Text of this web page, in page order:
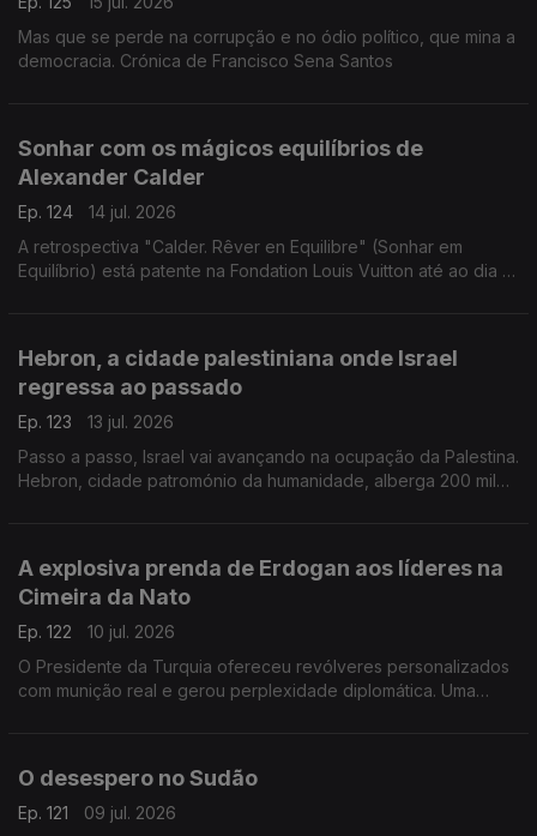
Mas que se perde na corrupção e no ódio político, que mina a
democracia. Crónica de Francisco Sena Santos
Sonhar com os mágicos equilíbrios de
Alexander Calder
Ep. 124
14 jul. 2026
A retrospectiva "Calder. Rêver en Equilibre" (Sonhar em
Equilíbrio) está patente na Fondation Louis Vuitton até ao dia 16
Hebron, a cidade palestiniana onde Israel
regressa ao passado
Ep. 123
13 jul. 2026
Passo a passo, Israel vai avançando na ocupação da Palestina.
Hebron, cidade patromónio da humanidade, alberga 200 mil
A explosiva prenda de Erdogan aos líderes na
Cimeira da Nato
Ep. 122
10 jul. 2026
O Presidente da Turquia ofereceu revólveres personalizados
com munição real e gerou perplexidade diplomática. Uma
O desespero no Sudão
Ep. 121
09 jul. 2026